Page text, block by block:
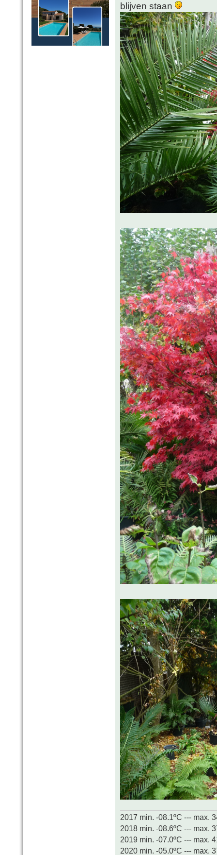
blijven staan
2017 min. -08.1ºC --- max.
2018 min. -08.6ºC --- max.
2019 min. -07.0ºC --- max.
2020 min. -05.0ºC --- max.